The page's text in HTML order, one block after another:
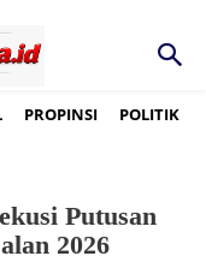
PROPINSI POLITIK
Putusan
2026